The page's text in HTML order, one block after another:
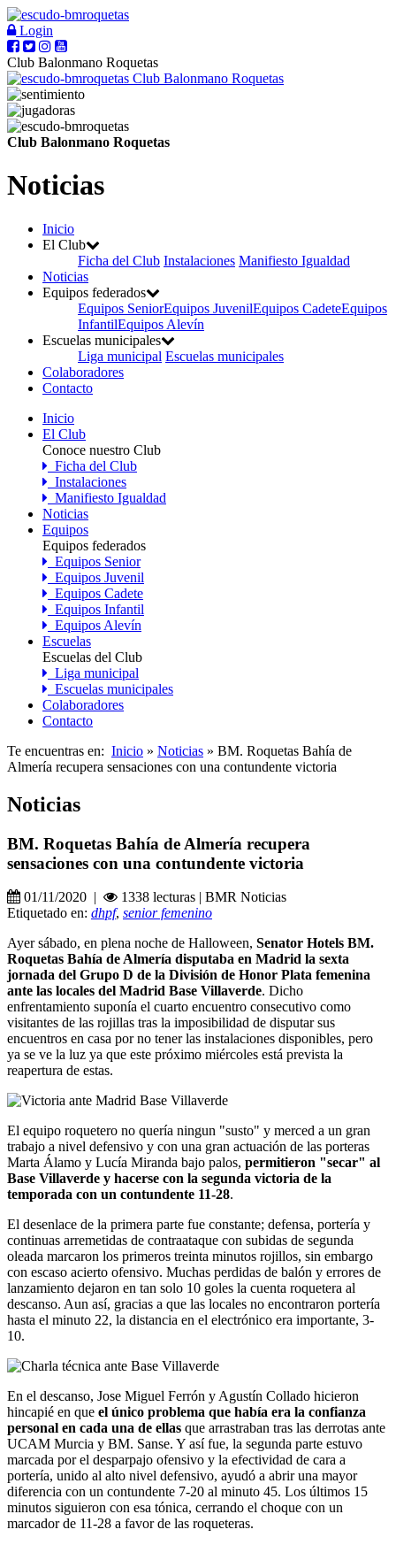
Login
Club Balonmano Roquetas
Club Balonmano Roquetas
Club Balonmano Roquetas
Noticias
Inicio
El Club
Ficha del Club Instalaciones Manifiesto Igualdad
Noticias
Equipos federados
Equipos SeniorEquipos JuvenilEquipos CadeteEquipos
InfantilEquipos Alevín
Escuelas municipales
Liga municipal Escuelas municipales
Colaboradores
Contacto
Inicio
El Club
Conoce nuestro Club
Ficha del Club
Instalaciones
Manifiesto Igualdad
Noticias
Equipos
Equipos federados
Equipos Senior
Equipos Juvenil
Equipos Cadete
Equipos Infantil
Equipos Alevín
Escuelas
Escuelas del Club
Liga municipal
Escuelas municipales
Colaboradores
Contacto
Te encuentras en: Inicio » Noticias » BM. Roquetas Bahía de
Almería recupera sensaciones con una contundente victoria
Noticias
BM. Roquetas Bahía de Almería recupera
sensaciones con una contundente victoria
01/11/2020 |
1338 lecturas | BMR Noticias
Etiquetado en: dhpf, senior femenino
Ayer sábado, en plena noche de Halloween, Senator Hotels BM.
Roquetas Bahía de Almería disputaba en Madrid la sexta
jornada del Grupo D de la División de Honor Plata femenina
ante las locales del Madrid Base Villaverde. Dicho
enfrentamiento suponía el cuarto encuentro consecutivo como
visitantes de las rojillas tras la imposibilidad de disputar sus
encuentros en casa por no tener las instalaciones disponibles, pero
ya se ve la luz ya que este próximo miércoles está prevista la
reapertura de estas.
El equipo roquetero no quería ningun "susto" y merced a un gran
trabajo a nivel defensivo y con una gran actuación de las porteras
Marta Álamo y Lucía Miranda bajo palos, permitieron "secar" al
Base Villaverde y hacerse con la segunda victoria de la
temporada con un contundente 11-28.
El desenlace de la primera parte fue constante; defensa, portería y
continuas arremetidas de contraataque con subidas de segunda
oleada marcaron los primeros treinta minutos rojillos, sin embargo
con escaso acierto ofensivo. Muchas perdidas de balón y errores de
lanzamiento dejaron en tan solo 10 goles la cuenta roquetera al
descanso. Aun así, gracias a que las locales no encontraron portería
hasta el minuto 22, la distancia en el electrónico era importante, 3-
10.
En el descanso, Jose Miguel Ferrón y Agustín Collado hicieron
hincapié en que el único problema que había era la confianza
personal en cada una de ellas que arrastraban tras las derrotas ante
UCAM Murcia y BM. Sanse. Y así fue, la segunda parte estuvo
marcada por el desparpajo ofensivo y la efectividad de cara a
portería, unido al alto nivel defensivo, ayudó a abrir una mayor
diferencia con un contundente 7-20 al minuto 45. Los últimos 15
minutos siguieron con esa tónica, cerrando el choque con un
marcador de 11-28 a favor de las roqueteras.